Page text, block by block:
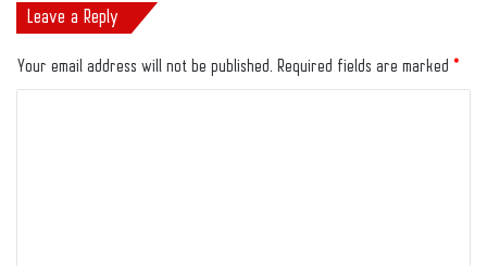
Leave a Reply
Your email address will not be published. Required fields are marked *